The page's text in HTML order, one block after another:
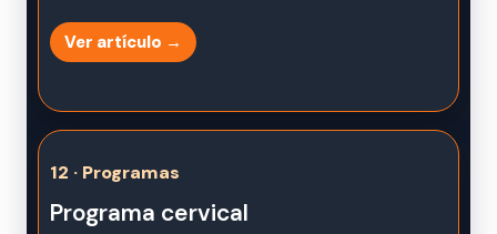
Ver artículo →
12 · Programas
Programa cervical